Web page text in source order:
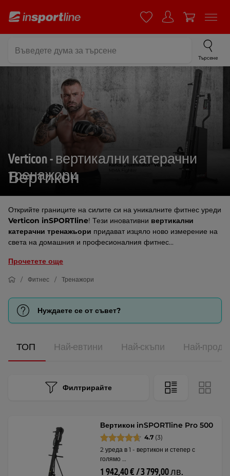
Търсене
Вертикон
Verticon - вертикални катерачни
тренажори
Открийте границите на силите си на уникалните фитнес уреди
Verticon inSPORTline! Тези иновативни вертикални
катерачни тренажьори придават изцяло ново измерение на
света на домашния и професионалния фитнес...
Прочетете още
Фитнес Тренажори
Нуждаете се от съвет?
ТОП Най-евтини Най-скъпи Най-
Филтрирайте
Вертикон inSPORTline Pro 500
4.7 (3)
2 уреда в 1 - вертикон и степер с
голямо …
1 942,40 € / 3 799,00 лв.